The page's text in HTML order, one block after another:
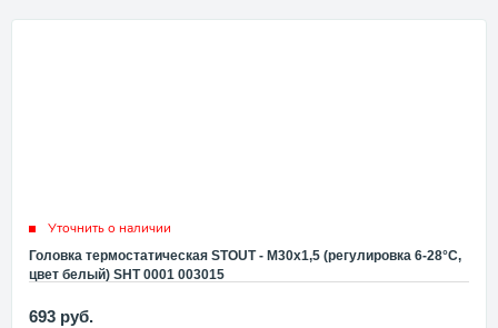
Уточнить о наличии
Головка термостатическая STOUT - M30x1,5 (регулировка 6-28°C,
цвет белый) SHT 0001 003015
693 руб.